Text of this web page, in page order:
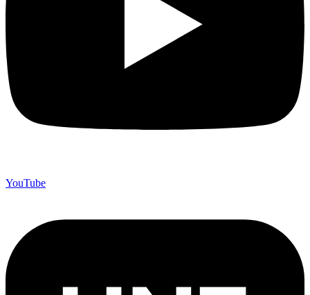
YouTube